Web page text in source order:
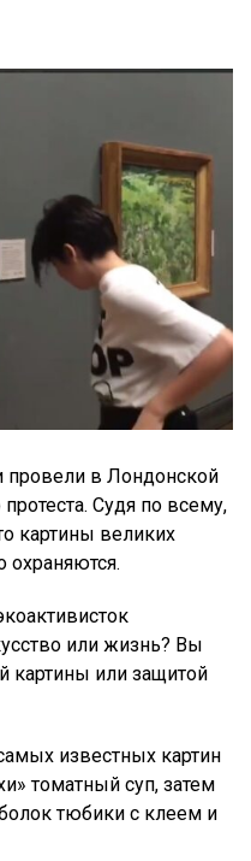
в Лондонской
Судя по всему,
картины великих
или жизнь? Вы
картины или защитой
известных картин
томатный суп, затем
тюбики с клеем и